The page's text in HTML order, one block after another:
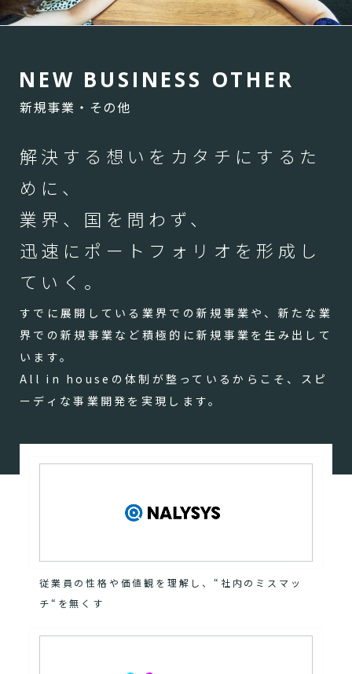
N EW BUSI NESS OTH ER
新規事業・その他
解決する想いをカタチにするた
めに、
業界、国を問わず、
迅速にポートフォリオを形成し
ていく。
すでに展開している業界での新規事業や、新たな業
界での新規事業など積極的に新規事業を生み出して
います。
All in houseの体制が整っているからこそ、スピ
ーディな事業開発を実現します。
従業員の性格や価値観を理解し、“社内のミスマッ
チ“を無くす